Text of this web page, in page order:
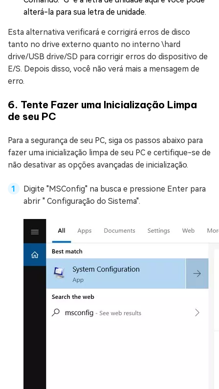
alterá-la para sua letra de unidade.
Esta alternativa verificará e corrigirá erros de disco
tanto no drive externo quanto no interno \hard
drive/USB drive/SD para corrigir erros do dispositivo de
E/S. Depois disso, você não verá mais a mensagem de
erro.
6. Tente Fazer uma Inicialização Limpa
de seu PC
Para a segurança de seu PC, siga os passos abaixo para
fazer uma inicialização limpa de seu PC e certifique-se de
não desativar as opções avançadas de inicialização.
Digite "MSConfig" na busca e pressione Enter para
abrir " Configuração do Sistema".